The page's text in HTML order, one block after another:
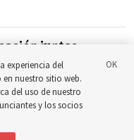
juntas
BYU-Pathway
experiencia del
nuestro sitio web.
del uso de nuestro
y los socios